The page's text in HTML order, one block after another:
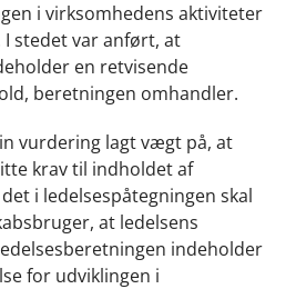
i virksomhedens aktiviteter
stedet var anført, at
en retvisende
beretningen omhandler.
vurdering lagt vægt på, at
krav til indholdet af
i ledelsespåtegningen skal
at ledelsens
indeholder
for udviklingen i